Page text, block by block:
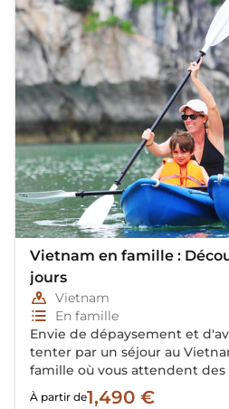
Vietnam en famille :
jours
Vietnam
En famille
Envie de dépaysement et
tenter par un séjour au
famille où vous attendent des
des trésors historiques,
À partir de1,490 €